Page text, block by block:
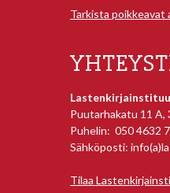
Tarkista poikkeavat
Puutarhakatu 11 A,
Puhelin: 050 4632
Sähköposti:
Tilaa